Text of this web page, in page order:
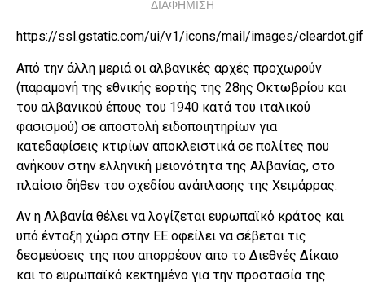
ΔΙΑΦΗΜΙΣΗ
https://ssl.gstatic.com/ui/v1/icons/mail/images/cleardot.gif
Από την άλλη μεριά οι αλβανικές αρχές προχωρούν
(παραμονή της εθνικής εορτής της 28ης Οκτωβρίου και
του αλβανικού έπους του 1940 κατά του ιταλικού
φασισμού) σε αποστολή ειδοποιητηρίων για
κατεδαφίσεις κτιρίων αποκλειστικά σε πολίτες που
ανήκουν στην ελληνική μειονότητα της Αλβανίας, στο
πλαίσιο δήθεν του σχεδίου ανάπλασης της Χειμάρρας.
Αν η Αλβανία θέλει να λογίζεται ευρωπαϊκό κράτος και
υπό ένταξη χώρα στην ΕΕ οφείλει να σέβεται τις
δεσμεύσεις της που απορρέουν απο το Διεθνές Δίκαιο
και το ευρωπαϊκό κεκτημένο για την προστασία της